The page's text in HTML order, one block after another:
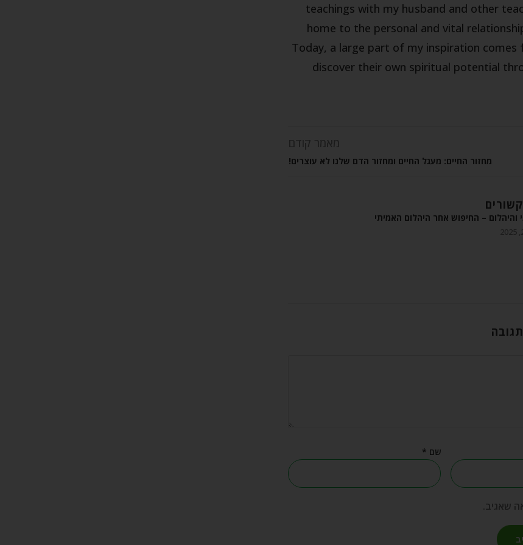
teachings with my husband and other
home to the personal and vital
Today, a large part of my inspiration comes
discover their own spiritual potential
מאמר קודם
מחזור החיים: מעגל החיים ומחזור הדם שלנו לא עוצרים!
– החיפוש אחר היהלום האמיתי
שם *
שאגיב.